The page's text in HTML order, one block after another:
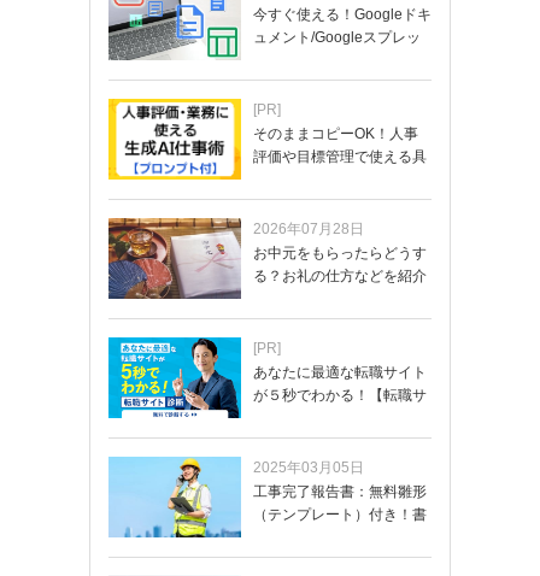
今すぐ使える！Googleドキ
ュメント/Googleスプレッ
[PR]
そのままコピーOK！人事
評価や目標管理で使える具
2026年07月28日
お中元をもらったらどうす
る？お礼の仕方などを紹介
[PR]
あなたに最適な転職サイト
が５秒でわかる！【転職サ
2025年03月05日
工事完了報告書：無料雛形
（テンプレート）付き！書